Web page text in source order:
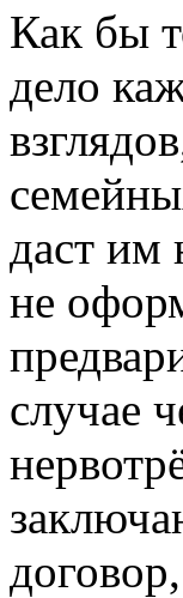
Как бы
дело
даст им
не
случае